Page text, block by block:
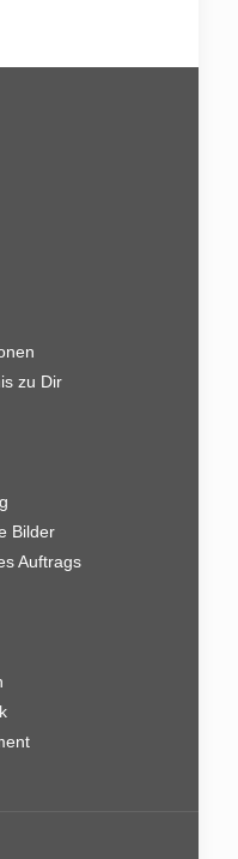
zu Dir
Bilder
Auftrags